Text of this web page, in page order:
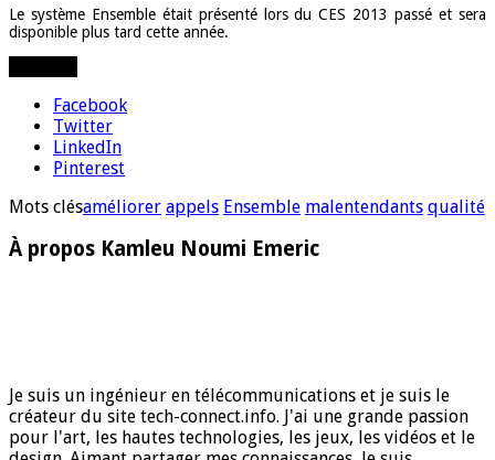
Le système Ensemble était présenté lors du CES 2013 passé et sera
disponible plus tard cette année.
Facebook
Twitter
LinkedIn
Pinterest
Mots clésaméliorer appels Ensemble malentendants qualité
À propos Kamleu Noumi Emeric
Je suis un ingénieur en télécommunications et je suis le
créateur du site tech-connect.info. J'ai une grande passion
pour l'art, les hautes technologies, les jeux, les vidéos et le